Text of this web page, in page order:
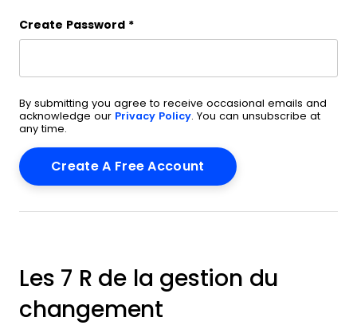
Create Password *
By submitting you agree to receive occasional emails and
acknowledge our Privacy Policy. You can unsubscribe at
any time.
Les 7 R de la gestion du
changement